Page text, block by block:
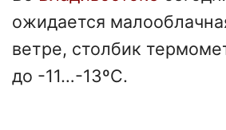
ожидается
ветре, столбик
до -11…-13ºС.